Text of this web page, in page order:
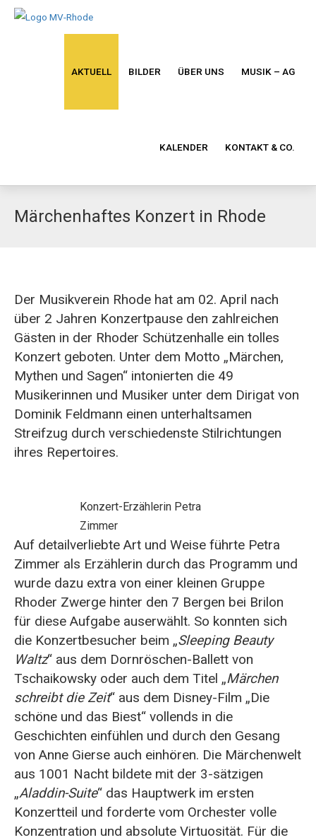
AKTUELL BILDER ÜBER UNS MUSIK – AG
KALENDER KONTAKT & CO.
Märchenhaftes Konzert in Rhode
Der Musikverein Rhode hat am 02. April nach
über 2 Jahren Konzertpause den zahlreichen
Gästen in der Rhoder Schützenhalle ein tolles
Konzert geboten. Unter dem Motto „Märchen,
Mythen und Sagen“ intonierten die 49
Musikerinnen und Musiker unter dem Dirigat von
Dominik Feldmann einen unterhaltsamen
Streifzug durch verschiedenste Stilrichtungen
ihres Repertoires.
Konzert-Erzählerin Petra
Zimmer
Auf detailverliebte Art und Weise führte Petra
Zimmer als Erzählerin durch das Programm und
wurde dazu extra von einer kleinen Gruppe
Rhoder Zwerge hinter den 7 Bergen bei Brilon
für diese Aufgabe auserwählt. So konnten sich
die Konzertbesucher beim „Sleeping Beauty
Waltz“ aus dem Dornröschen-Ballett von
Tschaikowsky oder auch dem Titel „Märchen
schreibt die Zeit“ aus dem Disney-Film „Die
schöne und das Biest“ vollends in die
Geschichten einfühlen und durch den Gesang
von Anne Gierse auch einhören. Die Märchenwelt
aus 1001 Nacht bildete mit der 3-sätzigen
„Aladdin-Suite“ das Hauptwerk im ersten
Konzertteil und forderte vom Orchester volle
Konzentration und absolute Virtuosität. Für die